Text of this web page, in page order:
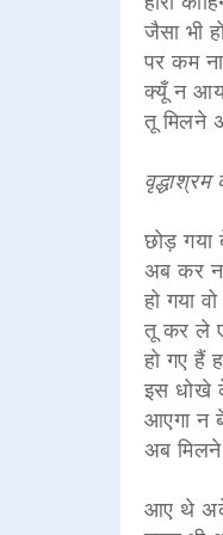
जैसा भी
पर कम ना
क्यूँ न
तू मिलने
छोड़ गया
अब कर न
हो गया
तू कर ले
हो गए हैं
इस धोखे
आएगा न
अब मिलने
आए थे